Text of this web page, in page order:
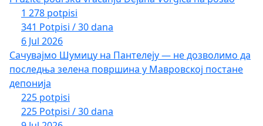
1 278 potpisi
341 Potpisi / 30 dana
6 Jul 2026
Сачувајмо Шумицу на Пантелеју — не дозволимо да
последња зелена површина у Мавровској постане
депонија
225 potpisi
225 Potpisi / 30 dana